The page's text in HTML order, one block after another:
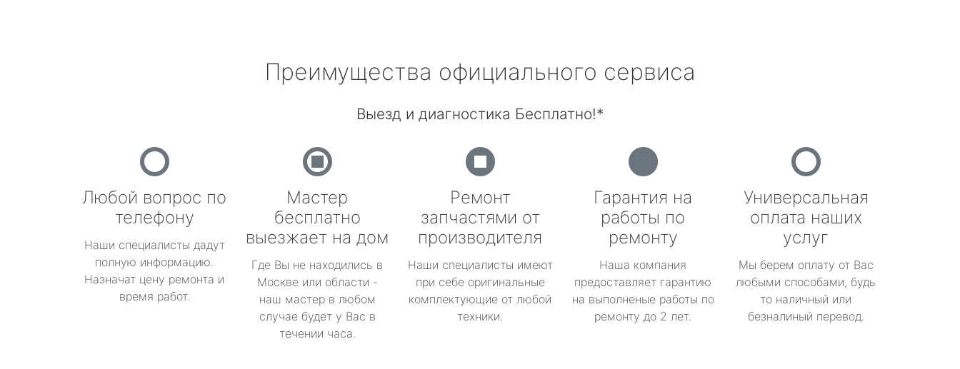
Преимущества официального сервиса
Выезд и диагностика Бесплатно!*
Любой вопрос по
телефону
Наши специалисты дадут
полную информацию.
Назначат цену ремонта и
время работ.
Мастер
бесплатно
выезжает на дом
Где Вы не находились в
Москве или области -
наш мастер в любом
случае будет у Вас в
течении часа.
Ремонт
запчастями от
производителя
Наши специалисты имеют
при себе оригинальные
комплектующие от любой
техники.
Гарантия на
работы по
ремонту
Наша компания
предоставляет гарантию
на выполненые работы по
ремонту до 2 лет.
Универсальная
оплата наших
услуг
Мы берем оплату от Вас
любыми способами, будь
то наличный или
безналиный перевод.